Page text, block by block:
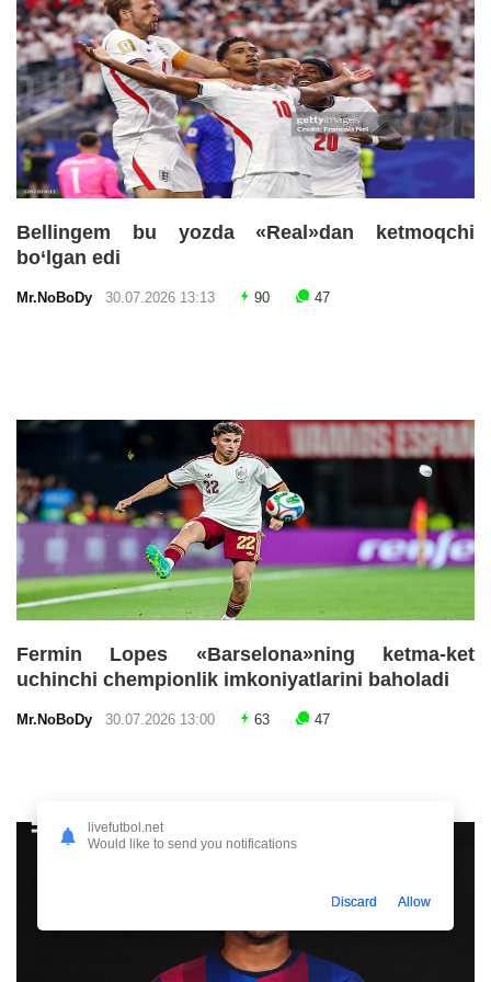
Bellingem bu yozda «Real»dan ketmoqchi
bo‘lgan edi
Mr.NoBoDy 30.07.2026 13:13 90 47
Fermin Lopes «Barselona»ning ketma-ket
uchinchi chempionlik imkoniyatlarini baholadi
Mr.NoBoDy 30.07.2026 13:00 63 47
livefutbol.net
Would like to send you notifications
Discard Allow